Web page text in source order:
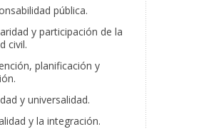
pública.
y participación de la
civil.
planificación y
y universalidad.
y la integración.